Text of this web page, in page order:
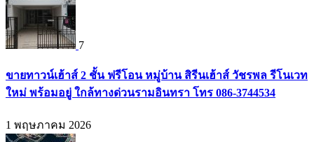
7
ขายทาวน์เฮ้าส์ 2 ชั้น ฟรีโอน หมู่บ้าน สิรีนเฮ้าส์ วัชรพล รีโนเวท
ใหม่ พร้อมอยู่ ใกล้ทางด่วนรามอินทรา โทร 086-3744534
1 พฤษภาคม 2026